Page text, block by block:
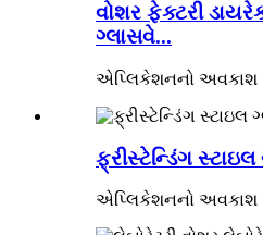
વોશર ફેક્ટરી
ગ્લાસવે...
એપ્લિકેશનનો અવકાશ
ફ્રીસ્ટેન્ડિંગ
એપ્લિકેશનનો અવકાશ